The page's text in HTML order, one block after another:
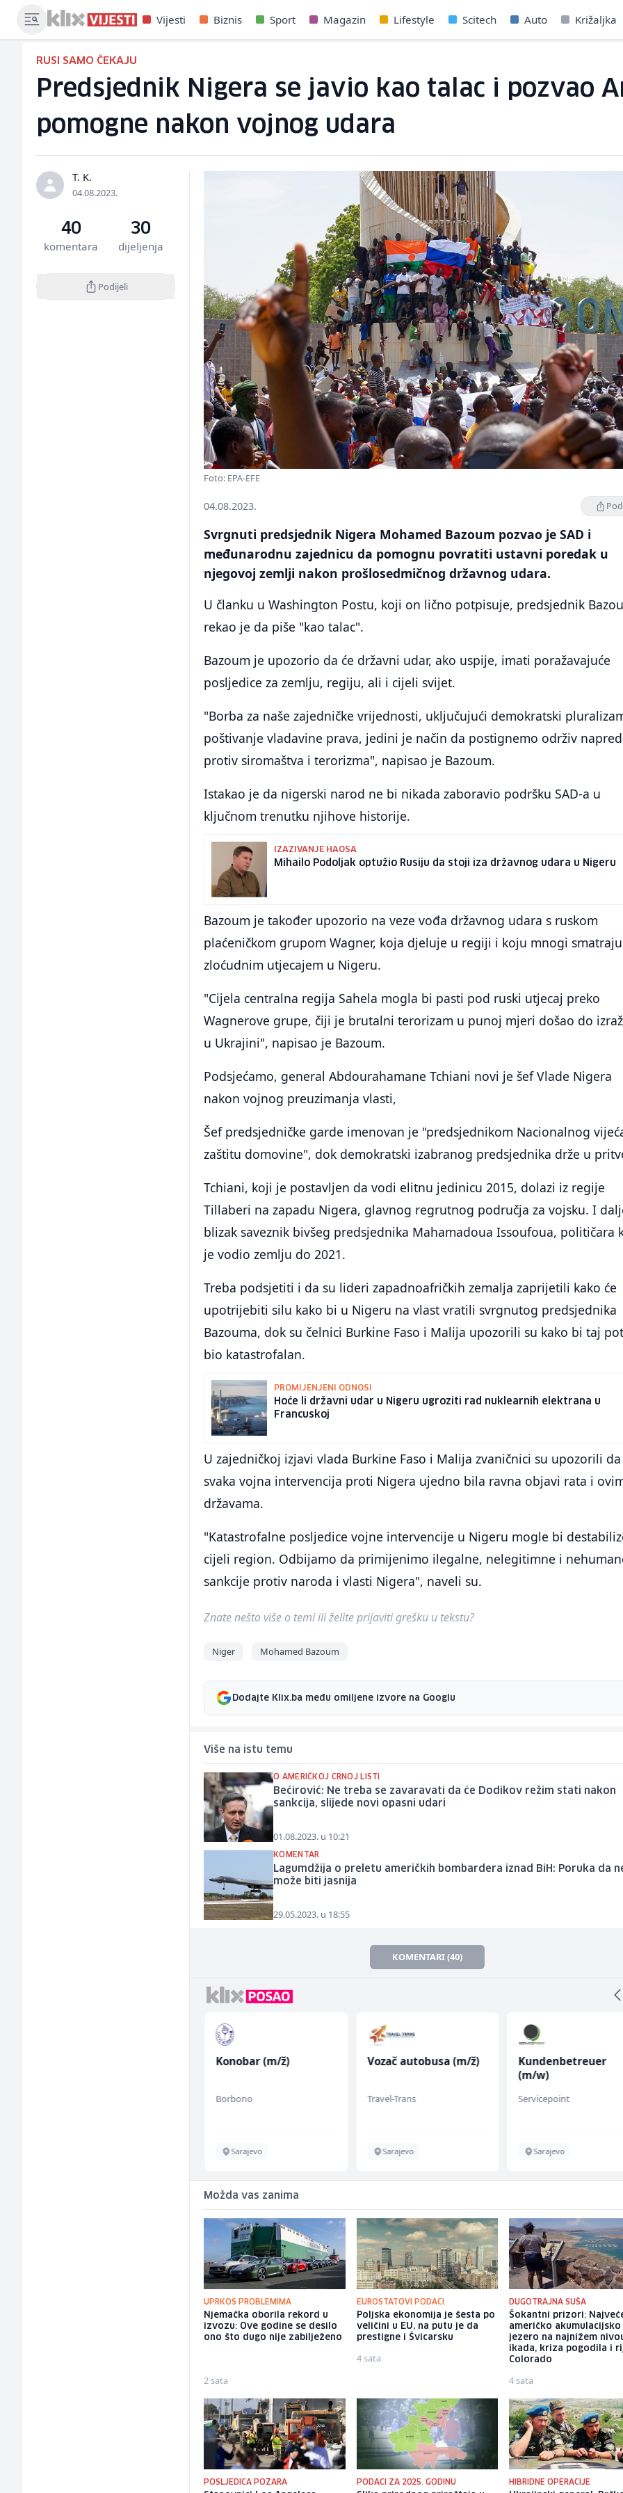
Vijesti Biznis Sport Magazin Lifestyle Scitech Auto Križaljka
RUSI SAMO ČEKAJU
Predsjednik Nigera se javio kao talac i pozvao
pomogne nakon vojnog udara
T. K.
04.08.2023.
40
komentara
30
dijeljenja
Podijeli
Foto: EPA-EFE
04.08.2023.
Svrgnuti predsjednik Nigera Mohamed Bazoum pozvao je SAD i
međunarodnu zajednicu da pomognu povratiti ustavni poredak u
njegovoj zemlji nakon prošlosedmičnog državnog udara.
U članku u Washington Postu, koji on lično potpisuje, predsjednik
rekao je da piše "kao talac".
Bazoum je upozorio da će državni udar, ako uspije, imati poražavajuće
posljedice za zemlju, regiju, ali i cijeli svijet.
"Borba za naše zajedničke vrijednosti, uključujući demokratski
poštivanje vladavine prava, jedini je način da postignemo održiv
protiv siromaštva i terorizma", napisao je Bazoum.
Istakao je da nigerski narod ne bi nikada zaboravio podršku SAD-a u
ključnom trenutku njihove historije.
IZAZIVANJE HAOSA
Mihailo Podoljak optužio Rusiju da stoji iza državnog udara u Nigeru
Bazoum je također upozorio na veze vođa državnog udara s ruskom
plaćeničkom grupom Wagner, koja djeluje u regiji i koju mnogi smatraju
zloćudnim utjecajem u Nigeru.
"Cijela centralna regija Sahela mogla bi pasti pod ruski utjecaj preko
Wagnerove grupe, čiji je brutalni terorizam u punoj mjeri došao do
u Ukrajini", napisao je Bazoum.
Podsjećamo, general Abdourahamane Tchiani novi je šef Vlade Nigera
nakon vojnog preuzimanja vlasti,
Šef predsjedničke garde imenovan je "predsjednikom Nacionalnog
zaštitu domovine", dok demokratski izabranog predsjednika drže u
Tchiani, koji je postavljen da vodi elitnu jedinicu 2015, dolazi iz regije
Tillaberi na zapadu Nigera, glavnog regrutnog područja za vojsku. I
blizak saveznik bivšeg predsjednika Mahamadoua Issoufoua, političara
je vodio zemlju do 2021.
Treba podsjetiti i da su lideri zapadnoafričkih zemalja zaprijetili kako će
upotrijebiti silu kako bi u Nigeru na vlast vratili svrgnutog predsjednika
Bazouma, dok su čelnici Burkine Faso i Malija upozorili su kako bi taj
bio katastrofalan.
PROMIJENJENI ODNOSI
Hoće li državni udar u Nigeru ugroziti rad nuklearnih elektrana u
Francuskoj
U zajedničkoj izjavi vlada Burkine Faso i Malija zvaničnici su upozorili
svaka vojna intervencija proti Nigera ujedno bila ravna objavi rata i
državama.
"Katastrofalne posljedice vojne intervencije u Nigeru mogle bi
cijeli region. Odbijamo da primijenimo ilegalne, nelegitimne i
sankcije protiv naroda i vlasti Nigera", naveli su.
Znate nešto više o temi ili želite prijaviti grešku u tekstu?
Niger Mohamed Bazoum
Dodajte Klix.ba među omiljene izvore na Googlu
Više na istu temu
O AMERIČKOJ CRNOJ LISTI
Bećirović: Ne treba se zavaravati da će Dodikov režim stati nakon
sankcija, slijede novi opasni udari
01.08.2023. u 10:21
KOMENTAR
Lagumdžija o preletu američkih bombardera iznad BiH: Poruka da
može biti jasnija
29.05.2023. u 18:55
KOMENTARI (40)
Konobar (m/ž)
Borbono
Sarajevo
Vozač autobusa (m/ž)
Travel-Trans
Sarajevo
Kundenbetreuer
(m/w)
Servicepoint
Sarajevo
Možda vas zanima
UPRKOS PROBLEMIMA
Njemačka oborila rekord u
izvozu: Ove godine se desilo
ono što dugo nije zabilježeno
2 sata
EUROSTATOVI PODACI
Poljska ekonomija je šesta po
veličini u EU, na putu je da
prestigne i Švicarsku
4 sata
DUGOTRAJNA SUŠA
Šokantni prizori:
američko akumulacijsko
jezero na najnižem
ikada, kriza pogodila i
Colorado
4 sata
POSLJEDICA POŽARA PODACI ZA 2025. GODINU HIBRIDNE OPERACIJE